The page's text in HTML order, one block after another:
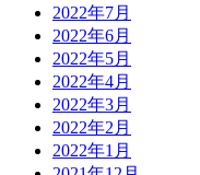
2022年7月
2022年6月
2022年5月
2022年4月
2022年3月
2022年2月
2022年1月